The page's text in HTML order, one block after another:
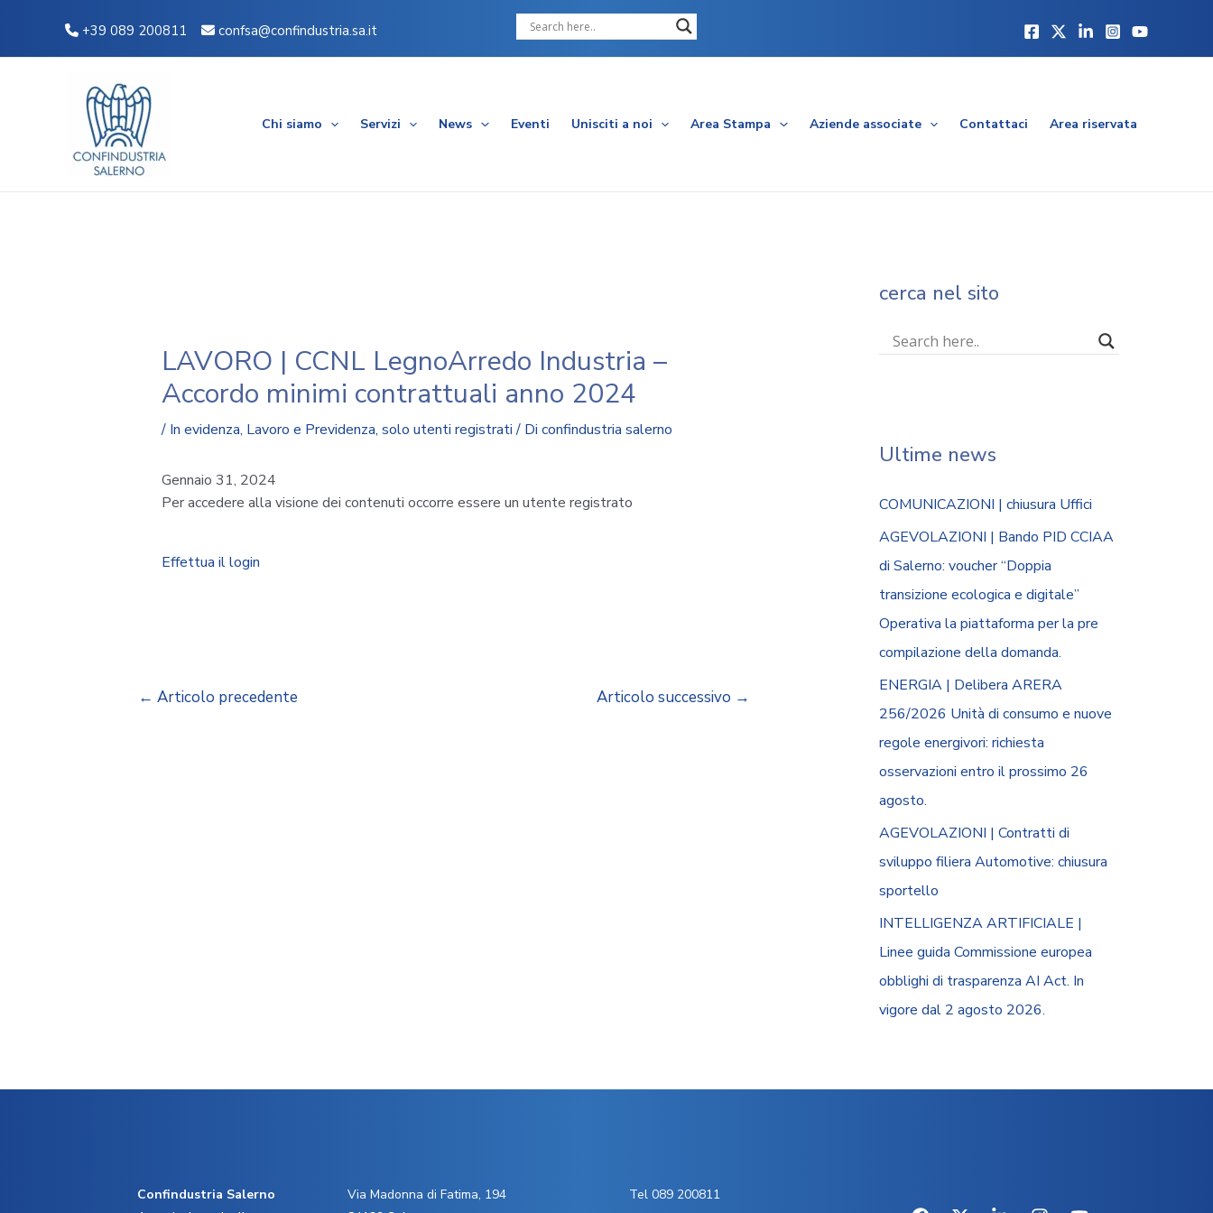
contenuto
+39 089 200811 confsa@confindustria.sa.it
Chi siamo Servizi News Eventi Unisciti a noi Area Stampa Aziende associate Contattaci Area riservata
LAVORO | CCNL LegnoArredo Industria –
Accordo minimi contrattuali anno 2024
/ In evidenza, Lavoro e Previdenza, solo utenti registrati/ Di confindustria salerno
Gennaio 31, 2024
Per accedere alla visione dei contenuti occorre essere un utente registrato
Effettua il login
articoli
← Articolo precedente Articolo successivo →
cerca nel sito
Ultime news
COMUNICAZIONI | chiusura Uffici
AGEVOLAZIONI | Bando PID CCIAA
di Salerno: voucher “Doppia
transizione ecologica e digitale”
Operativa la piattaforma per la pre
compilazione della domanda.
ENERGIA | Delibera ARERA
256/2026 Unità di consumo e nuove
regole energivori: richiesta
osservazioni entro il prossimo 26
agosto.
AGEVOLAZIONI | Contratti di
sviluppo filiera Automotive: chiusura
sportello
INTELLIGENZA ARTIFICIALE |
Linee guida Commissione europea
obblighi di trasparenza AI Act. In
vigore dal 2 agosto 2026.
Confindustria Salerno
Via Madonna di Fatima, 194
Tel 089 200811